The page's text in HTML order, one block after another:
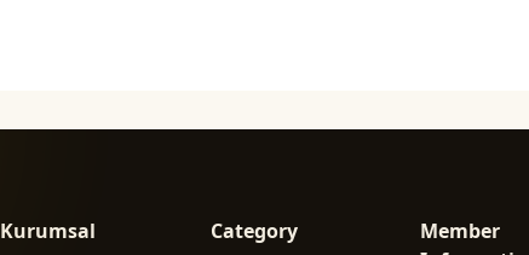
Kurumsal Category
Member